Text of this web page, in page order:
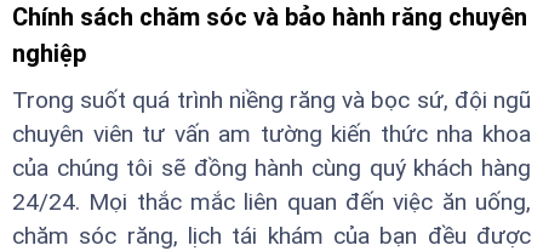
Chính sách chăm sóc và bảo hành răng chuyên
nghiệp
Trong suốt quá trình niềng răng và bọc sứ, đội ngũ
chuyên viên tư vấn am tường kiến thức nha khoa
của chúng tôi sẽ đồng hành cùng quý khách hàng
24/24. Mọi thắc mắc liên quan đến việc ăn uống,
chăm sóc răng, lịch tái khám của bạn đều được